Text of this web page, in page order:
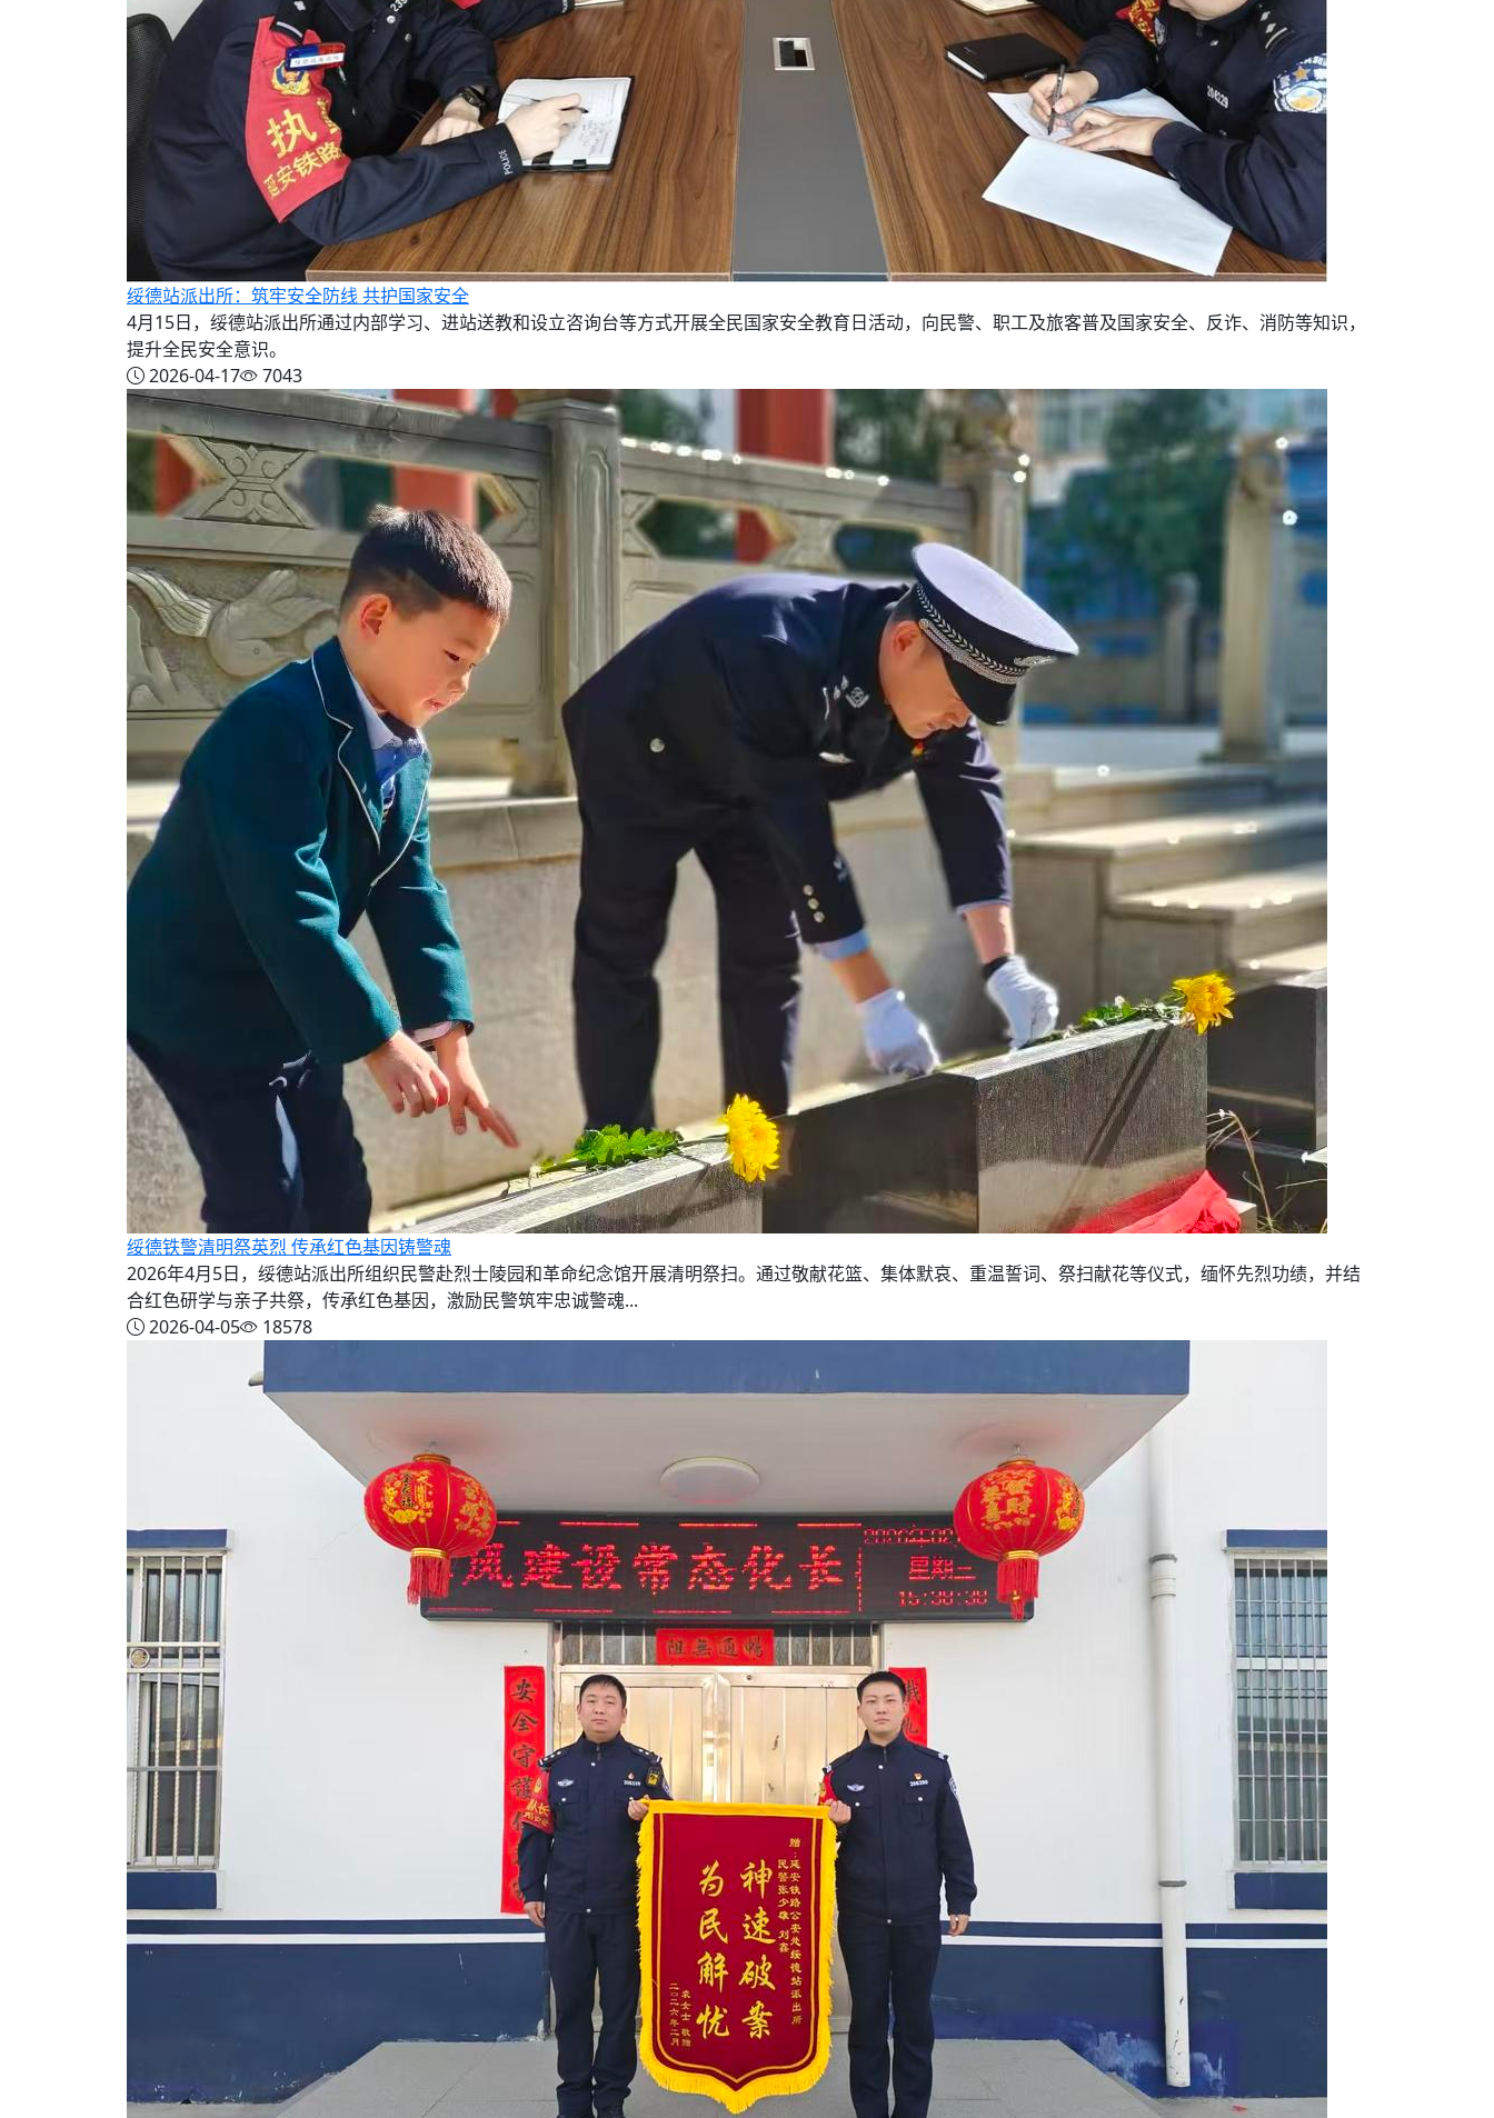
绥德站派出所：筑牢安全防线 共护国家安全
4月15日，绥德站派出所通过内部学习、进站送教和设立咨询台等方式开展全民国家安全教育日活动，向民警、职工及旅客普及国家安全、反诈、消防等知识，
提升全民安全意识。
2026-04-17
7043
绥德铁警清明祭英烈 传承红色基因铸警魂
2026年4月5日，绥德站派出所组织民警赴烈士陵园和革命纪念馆开展清明祭扫。通过敬献花篮、集体默哀、重温誓词、祭扫献花等仪式，缅怀先烈功绩，并结
合红色研学与亲子共祭，传承红色基因，激励民警筑牢忠诚警魂...
2026-04-05
18578